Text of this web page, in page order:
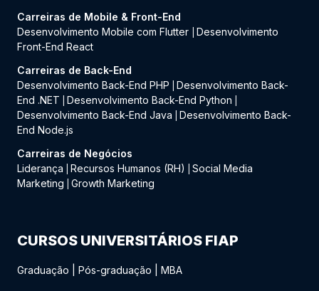
Carreiras de Mobile & Front-End
Desenvolvimento Mobile com Flutter
Desenvolvimento
Front-End React
Carreiras de Back-End
Desenvolvimento Back-End PHP
Desenvolvimento Back-
End .NET
Desenvolvimento Back-End Python
Desenvolvimento Back-End Java
Desenvolvimento Back-
End Node.js
Carreiras de Negócios
Liderança
Recursos Humanos (RH)
Social Media
Marketing
Growth Marketing
CURSOS UNIVERSITÁRIOS FIAP
Graduação Pós-graduação MBA